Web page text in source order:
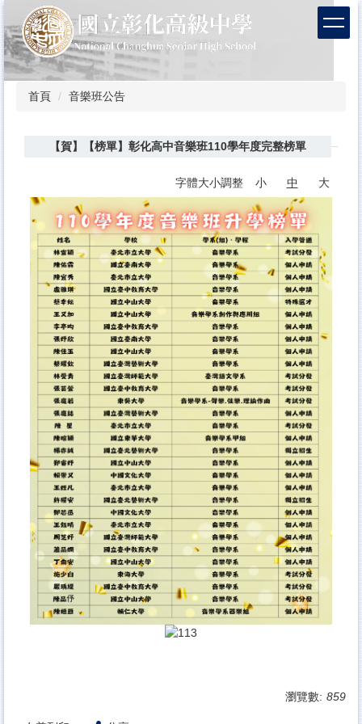
到
主
要
內
首頁 音樂班公告
【賀】【榜單】彰化高中音樂班110學年度完整榜單
字體大小調整 小 中 大
瀏覽數: 859